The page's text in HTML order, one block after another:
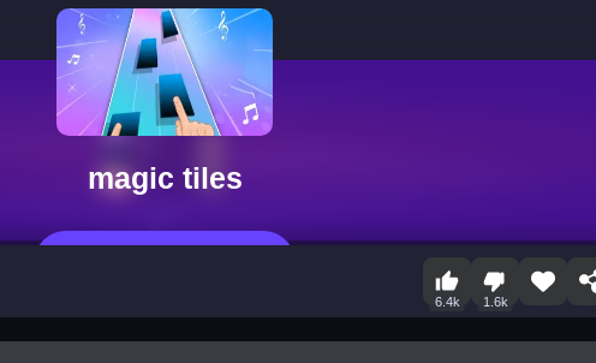
magic tiles
6.4k 1.6k